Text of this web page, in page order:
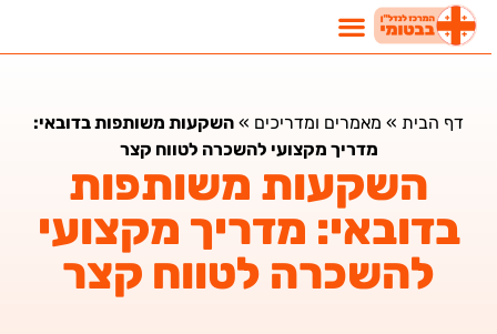
דף הבית»מאמרים ומדריכים»השקעות משותפות בדובאי:
מדריך מקצועי להשכרה לטווח קצר
השקעות משותפות
בדובאי: מדריך מקצועי
להשכרה לטווח קצר